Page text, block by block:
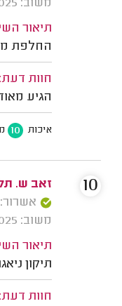
משוב: 11/06/2025
תיאור
החלפת
חוות דעת:
הגיע
איכות 10
זאב ש.
אשרור: 10/08/2025
משוב: 11/06/2025
תיאור
תיקון
חוות דעת:
10